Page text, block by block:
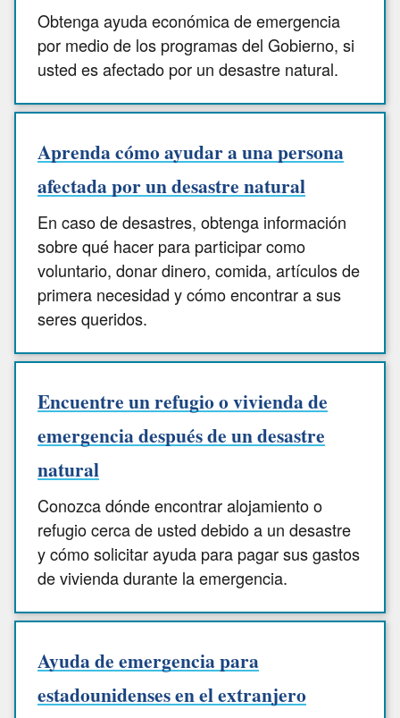
Obtenga ayuda económica de emergencia
por medio de los programas del Gobierno, si
usted es afectado por un desastre natural.
Aprenda cómo ayudar a una persona
afectada por un desastre natural
En caso de desastres, obtenga información
sobre qué hacer para participar como
voluntario, donar dinero, comida, artículos de
primera necesidad y cómo encontrar a sus
seres queridos.
Encuentre un refugio o vivienda de
emergencia después de un desastre
natural
Conozca dónde encontrar alojamiento o
refugio cerca de usted debido a un desastre
y cómo solicitar ayuda para pagar sus gastos
de vivienda durante la emergencia.
Ayuda de emergencia para
estadounidenses en el extranjero